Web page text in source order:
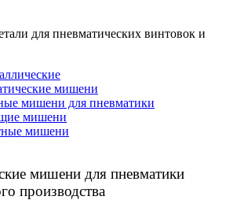
для пневматических винтовок и
мишени
мишени для пневматики
мишени
мишени
мишени для пневматики
производства